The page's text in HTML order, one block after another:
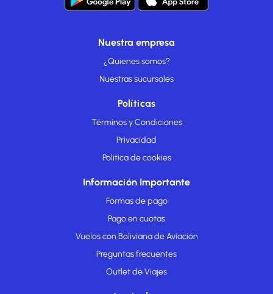
Nuestra empresa
¿Quienes somos?
Nuestras sucursales
Políticas
Términos y Condiciones
Privacidad
Politica de cookies
Información Importante
Formas de pago
Pago en cuotas
Vuelos con Boliviana de Aviación
Preguntas frecuentes
Outlet de Viajes